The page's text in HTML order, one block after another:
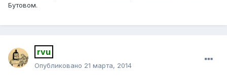
Бутовом.
rvu
Опубликовано 21 марта, 2014